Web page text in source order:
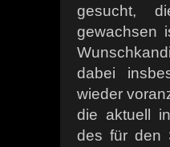
gesucht,
gewachsen
dabei
wieder
die aktuell
des für den